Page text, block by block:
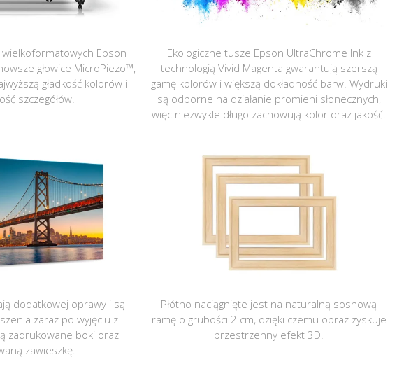
Epson
głowice MicroPiezo™,
gładkość kolorów i
szczegółów.
Ekologiczne tusze Epson UltraChrome Ink z
technologią Vivid Magenta gwarantują szerszą
gamę kolorów i większą dokładność barw. Wydruki
są odporne na działanie promieni słonecznych,
więc niezwykle długo zachowują kolor oraz jakość.
dodatkowej oprawy i są
zaraz po wyjęciu z
zadrukowane boki oraz
zawieszkę.
Płótno naciągnięte jest na naturalną sosnową
ramę o grubości 2 cm, dzięki czemu obraz zyskuje
przestrzenny efekt 3D.